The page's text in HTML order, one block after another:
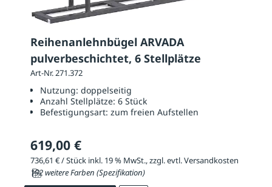
Reihenanlehnbügel ARVADA
pulverbeschichtet, 6 Stellplätze
Art-Nr. 271.372
Nutzung: doppelseitig
Anzahl Stellplätze: 6 Stück
Befestigungsart: zum freien Aufstellen
619,00 €
736,61 € / Stück inkl. 19 % MwSt., zzgl. evtl. Versandkosten
192 weitere Farben (Spezifikation)